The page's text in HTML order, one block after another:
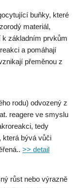
buňky, které
materiál,
k základním prvkům
a pomáhají
přeměnou z
rodu) odvozený z
reagere ve smyslu
tedy
která bývá vůči
>> detail
růst nebo výrazně